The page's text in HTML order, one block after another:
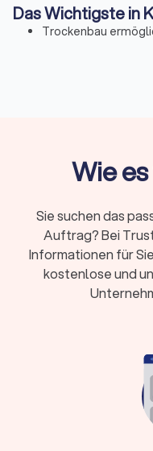
Das Wichtigste in
Trockenbau
Systeme mit
pro m².
Weilerswist mit
Bewertungen und
vergleichen.
Dämmstoffen) – ohne
Trocknungszeiten. So
Decken und
Ein erfahrener
Arbeitsschritte präzise
Wie
Sie suchen das
Auftrag? Bei
Informationen für
kostenlose und